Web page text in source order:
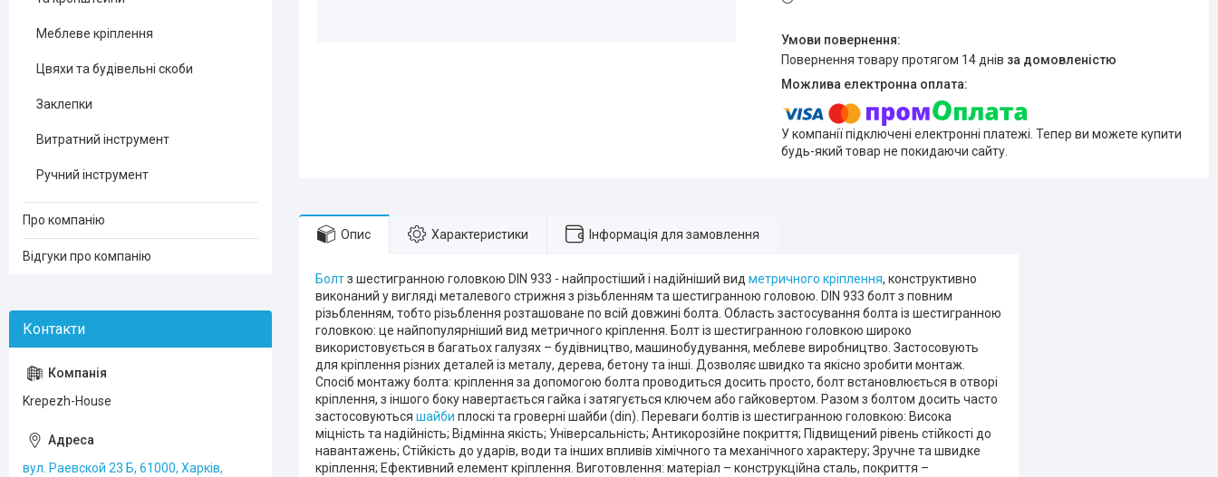
повернення товару протягом 14 днів за домовленістю
У компанії підключені електронні платежі. Тепер ви можете купити
будь-який товар не покидаючи сайту.
Опис Характеристики Інформація для замовлення
Болтз шестигранною головкою DIN 933 - найпростіший і надійніший вид метричного кріплення, конструктивно
виконаний у вигляді металевого стрижня з різьбленням та шестигранною головою. DIN 933 болт з повним
різьбленням, тобто різьблення розташоване по всій довжині болта. Область застосування болта із шестигранною
головкою: це найпопулярніший вид метричного кріплення. Болт із шестигранною головкою широко
використовується в багатьох галузях – будівництво, машинобудування, меблеве виробництво. Застосовують
для кріплення різних деталей із металу, дерева, бетону та інші. Дозволяє швидко та якісно зробити монтаж.
Спосіб монтажу болта: кріплення за допомогою болта проводиться досить просто, болт встановлюється в отворі
кріплення, з іншого боку навертається гайка і затягується ключем або гайковертом. Разом з болтом досить часто
застосовуються шайби плоскі та гроверні шайби (din). Переваги болтів із шестигранною головкою: Висока
міцність та надійність; Відмінна якість; Універсальність; Антикорозійне покриття; Підвищений рівень стійкості до
навантажень; Стійкість до ударів, води та інших впливів хімічного та механічного характеру; Зручне та швидке
кріплення; Ефективний елемент кріплення. Виготовлення: матеріал – конструкційна сталь, покриття –
Меблеве кріплення
Цвяхи та будівельні скоби
Заклепки
Витратний інструмент
Ручний інструмент
Про компанію
Відгуки про компанію
Krepezh-House
вул. Раевской 23 Б, 61000, Харків,